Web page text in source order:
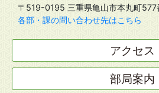
〒519-0195 三重県亀山市本丸町577
各部・課の問い合わせ先はこちら
アクセス
部局案内